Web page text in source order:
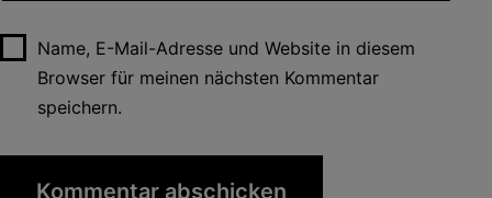
Name, E-Mail-Adresse und Website in diesem
Browser für meinen nächsten Kommentar
speichern.